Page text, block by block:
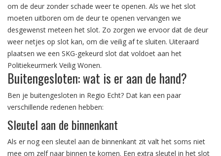
om de deur zonder schade weer te openen. Als we het slot
moeten uitboren om de deur te openen vervangen we
desgewenst meteen het slot. Zo zorgen we ervoor dat de deur
weer netjes op slot kan, om die veilig af te sluiten. Uiteraard
plaatsen we een SKG-gekeurd slot dat voldoet aan het
Politiekeurmerk Veilig Wonen.
Buitengesloten: wat is er aan de hand?
Ben je buitengesloten in Regio Echt? Dat kan een paar
verschillende redenen hebben:
Sleutel aan de binnenkant
Als er nog een sleutel aan de binnenkant zit valt het soms niet
mee om zelf naar binnen te komen. Een extra sleutel in het slot